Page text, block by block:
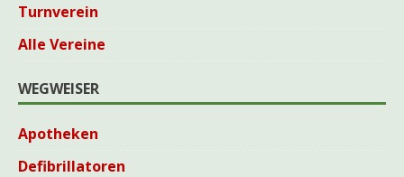
Turnverein
Alle Vereine
WEGWEISER
Apotheken
Defibrillatoren